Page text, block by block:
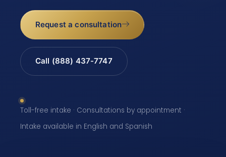
Request a consultation
Call (888) 437-7747
Toll-free intake · Consultations by appointment ·
Intake available in English and Spanish